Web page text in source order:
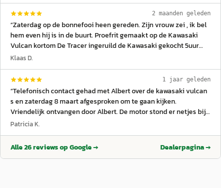
2 maanden geleden
“Zaterdag op de bonnefooi heen gereden. Zijn vrouw zei , ik bel
hem even hij is in de buurt. Proefrit gemaakt op de Kawasaki
Vulcan kortom De Tracer ingeruild de Kawasaki gekocht 5uur
bus op de oprit de ene eruit de andere erin en 7 uur reed ik mijn
Klaas D.
1 jaar geleden
“Telefonisch contact gehad met Albert over de kawasaki vulcan
s en zaterdag 8 maart afgesproken om te gaan kijken.
Vriendelijk ontvangen door Albert. De motor stond er netjes bij
en deze prachtige motor gekocht. Ben er super blij mee.
Patricia K.
Alle26reviews op Google → Dealerpagina →